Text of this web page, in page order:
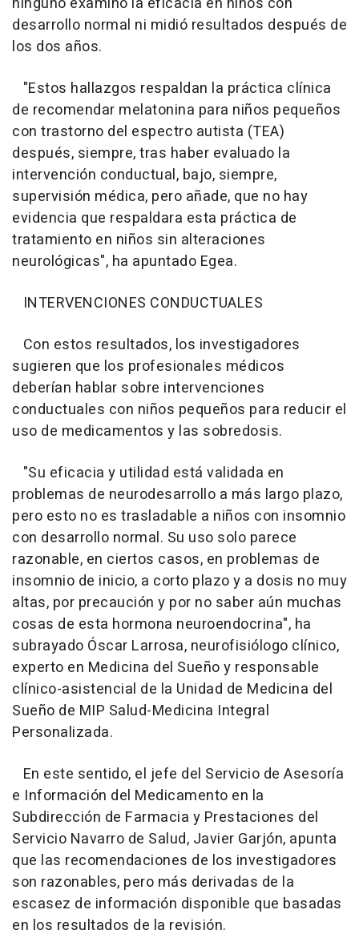
desarrollo normal ni midió resultados después de
los dos años.
"Estos hallazgos respaldan la práctica clínica
de recomendar melatonina para niños pequeños
con trastorno del espectro autista (TEA)
después, siempre, tras haber evaluado la
intervención conductual, bajo, siempre,
supervisión médica, pero añade, que no hay
evidencia que respaldara esta práctica de
tratamiento en niños sin alteraciones
neurológicas", ha apuntado Egea.
INTERVENCIONES CONDUCTUALES
Con estos resultados, los investigadores
sugieren que los profesionales médicos
deberían hablar sobre intervenciones
conductuales con niños pequeños para reducir el
uso de medicamentos y las sobredosis.
"Su eficacia y utilidad está validada en
problemas de neurodesarrollo a más largo plazo,
pero esto no es trasladable a niños con insomnio
con desarrollo normal. Su uso solo parece
razonable, en ciertos casos, en problemas de
insomnio de inicio, a corto plazo y a dosis no muy
altas, por precaución y por no saber aún muchas
cosas de esta hormona neuroendocrina", ha
subrayado Óscar Larrosa, neurofisiólogo clínico,
experto en Medicina del Sueño y responsable
clínico-asistencial de la Unidad de Medicina del
Sueño de MIP Salud-Medicina Integral
Personalizada.
En este sentido, el jefe del Servicio de Asesoría
e Información del Medicamento en la
Subdirección de Farmacia y Prestaciones del
Servicio Navarro de Salud, Javier Garjón, apunta
que las recomendaciones de los investigadores
son razonables, pero más derivadas de la
escasez de información disponible que basadas
en los resultados de la revisión.